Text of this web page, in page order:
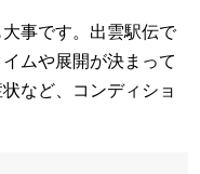
事です。出雲駅伝で
ムや展開が決まって
など、コンディショ